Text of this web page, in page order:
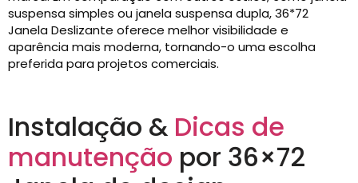
suspensa simples ou janela suspensa dupla, 36*72
Janela Deslizante oferece melhor visibilidade e
aparência mais moderna, tornando-o uma escolha
preferida para projetos comerciais.
Instalação & Dicas de
manutenção por 36×72